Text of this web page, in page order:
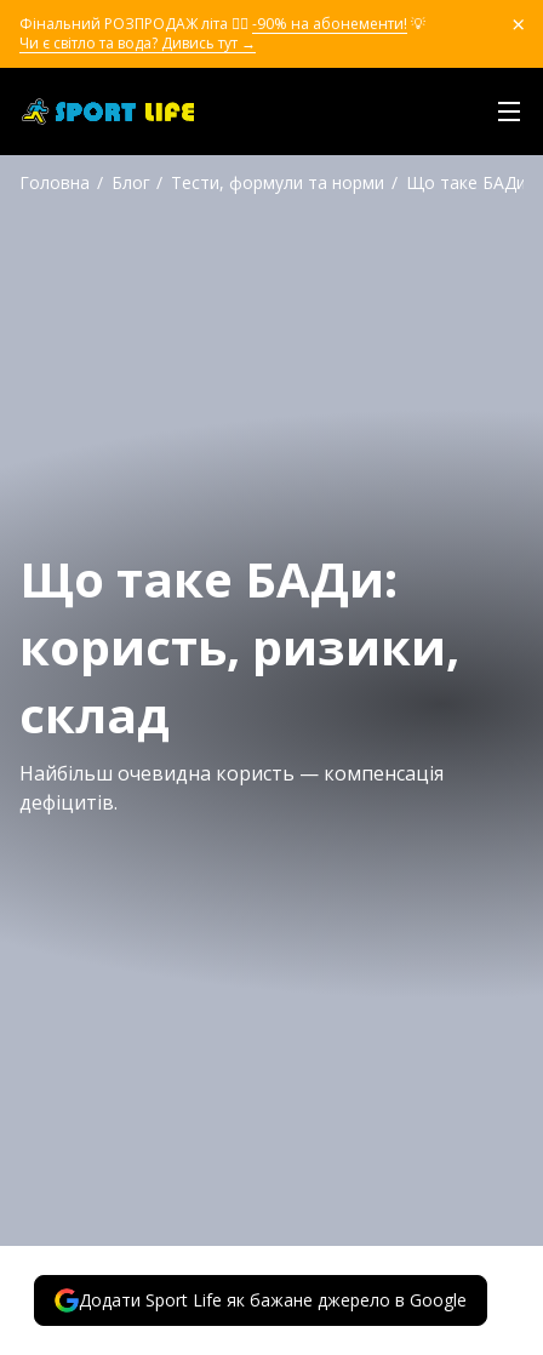
Фінальний РОЗПРОДАЖ літа ❤️‍🔥 -90% на абонементи! 💡
Чи є світло та вода? Дивись тут →
Головна Блог Тести, формули та норми Що таке БАДи:
Що таке БАДи:
користь, ризики,
склад
Найбільш очевидна користь — компенсація
дефіцитів.
Додати Sport Life як бажане джерело в Google